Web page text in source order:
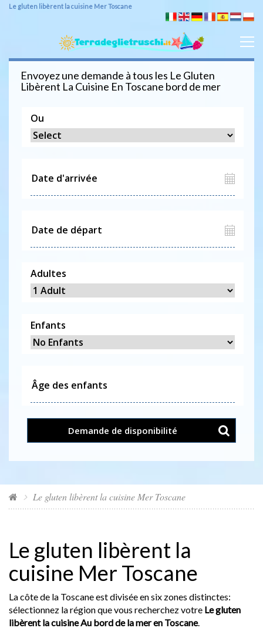
Le gluten libèrent la cuisine Mer Toscane
Envoyez une demande à tous les Le Gluten
Libèrent La Cuisine En Toscane bord de mer
Ou
Adultes
Enfants
Demande de disponibilité
Le gluten libèrent la cuisine Mer Toscane
Le gluten libèrent la
cuisine Mer Toscane
La côte de la Toscane est divisée en six zones distinctes:
sélectionnez la région que vous recherchez votre Le gluten
libèrent la cuisine Au bord de la mer en Toscane.